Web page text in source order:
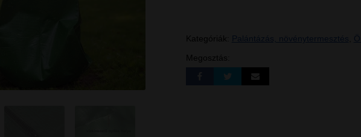
Kategóriák: Palántázás, növénytermesztés
Megosztás: